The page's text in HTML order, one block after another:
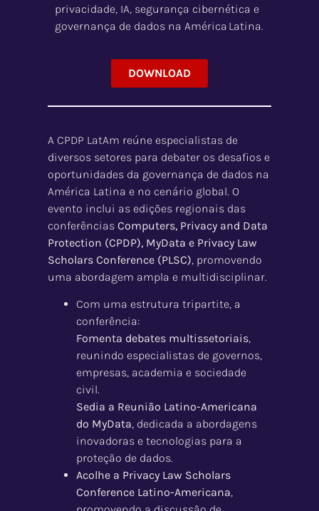
privacidade, IA, segurança cibernética e
governança de dados na América Latina.
DOWNLOAD
A CPDP LatAm reúne especialistas de
diversos setores para debater os desafios e
oportunidades da governança de dados na
América Latina e no cenário global. O
evento inclui as edições regionais das
conferênciasComputers, Privacy and Data
Protection (CPDP), MyData e Privacy Law
Scholars Conference (PLSC), promovendo
uma abordagem ampla e multidisciplinar.
Com uma estrutura tripartite, a
conferência:
Fomenta debates multissetoriais,
reunindo especialistas de governos,
empresas, academia e sociedade
civil.
Sedia a Reunião Latino-Americana
do MyData, dedicada a abordagens
inovadoras e tecnologias para a
proteção de dados.
Acolhe a Privacy Law Scholars
Conference Latino-Americana,